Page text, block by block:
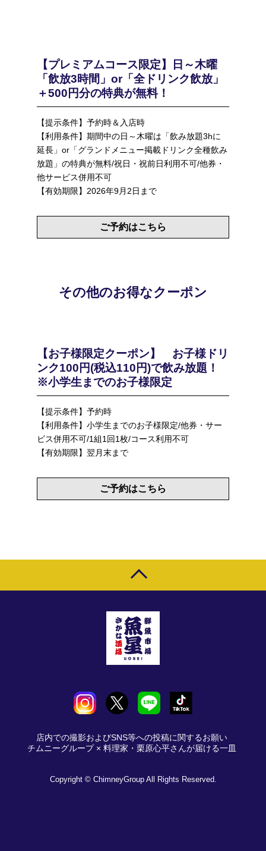
【プレミアムコース限定】日～木曜
「飲放3時間」or「全ドリンク飲放」
＋500円分の特典が無料！
【提示条件】予約時＆入店時
【利用条件】期間中の日～木曜は「飲み放題3hに
延長」or「グランドメニュー掲載ドリンク全種飲み
放題」の特典が無料/祝日・祝前日利用不可/他券・
他サービス併用不可
【有効期限】2026年9月2日まで
ご予約はこちら
その他のお得なクーポン
【お子様限定クーポン】 お子様ドリ
ンク100円(税込110円)で飲み放題！
※小学生までのお子様限定
【提示条件】予約時
【利用条件】小学生までのお子様限定/他券・サー
ビス併用不可/1組1回1枚/コース利用不可
【有効期限】翌月末まで
ご予約はこちら
店内での撮影およびSNS等への投稿に関するお願い
チムニーグループ × 料理家・栗原心平さんが届ける一皿
Copyright © ChimneyGroup All Rights Reserved.